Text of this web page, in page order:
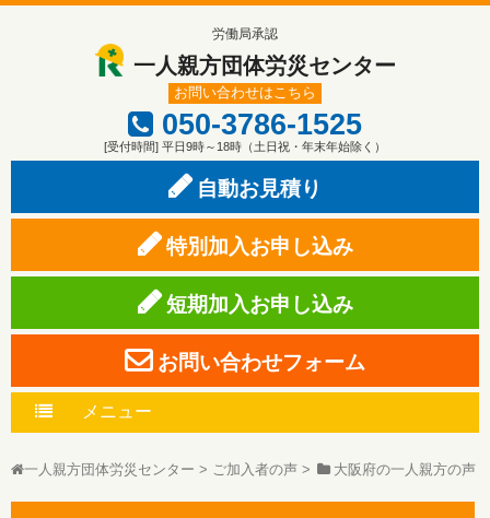
労働局承認
一人親方団体労災センター
お問い合わせはこちら
050-3786-1525
[受付時間] 平日9時～18時（土日祝・年末年始除く）
自動お見積り
特別加入お申し込み
短期加入お申し込み
お問い合わせフォーム
メニュー
一人親方団体労災センター > ご加入者の声 > 大阪府の一人親方の声